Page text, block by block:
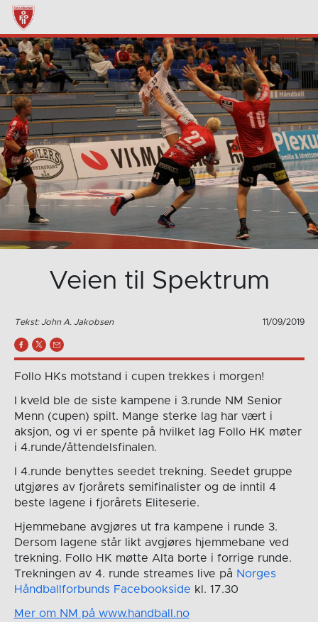
Veien til Spektrum
Tekst: John A. Jakobsen 11/09/2019
Follo HKs motstand i cupen trekkes i morgen!
I kveld ble de siste kampene i 3.runde NM Senior
Menn (cupen) spilt. Mange sterke lag har vært i
aksjon, og vi er spente på hvilket lag Follo HK møter
i 4.runde/åttendelsfinalen.
I 4.runde benyttes seedet trekning. Seedet gruppe
utgjøres av fjorårets semifinalister og de inntil 4
beste lagene i fjorårets Eliteserie.
Hjemmebane avgjøres ut fra kampene i runde 3.
Dersom lagene står likt avgjøres hjemmebane ved
trekning. Follo HK møtte Alta borte i forrige runde.
Trekningen av 4. runde streames live på Norges
Håndballforbunds Facebookside kl. 17.30
Mer om NM på www.handball.no